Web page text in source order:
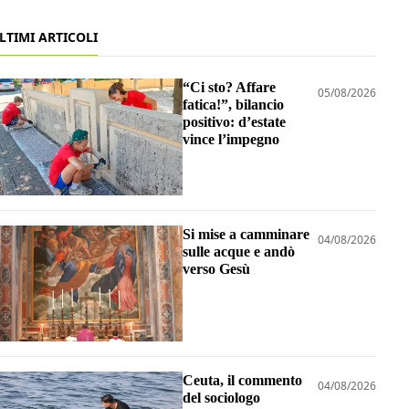
ARTICOLI
“Ci sto? Affare
fatica!”, bilancio
positivo: d’estate
vince l’impegno
05/08/2026
Si mise a camminare
sulle acque e andò
verso Gesù
04/08/2026
Ceuta, il commento
del sociologo
04/08/2026